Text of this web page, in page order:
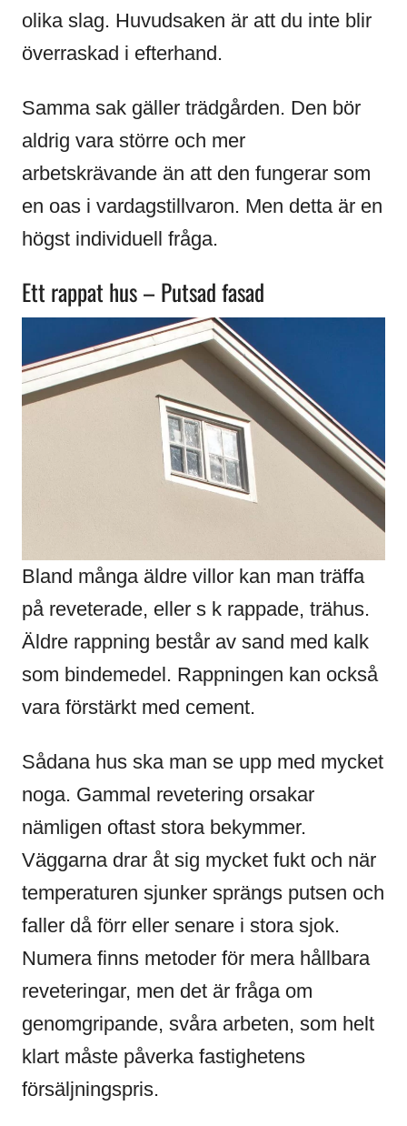
olika slag. Huvudsaken är att du inte blir
överraskad i efterhand.
Samma sak gäller trädgården. Den bör
aldrig vara större och mer
arbetskrävande än att den fungerar som
en oas i vardagstillvaron. Men detta är en
högst individuell fråga.
Ett rappat hus – Putsad fasad
Bland många äldre villor kan man träffa
på reveterade, eller s k rappade, trähus.
Äldre rappning består av sand med kalk
som bindemedel. Rappningen kan också
vara förstärkt med cement.
Sådana hus ska man se upp med mycket
noga. Gammal revetering orsakar
nämligen oftast stora bekymmer.
Väggarna drar åt sig mycket fukt och när
temperaturen sjunker sprängs putsen och
faller då förr eller senare i stora sjok.
Numera finns metoder för mera hållbara
reveteringar, men det är fråga om
genomgripande, svåra arbeten, som helt
klart måste påverka fastighetens
försäljningspris.